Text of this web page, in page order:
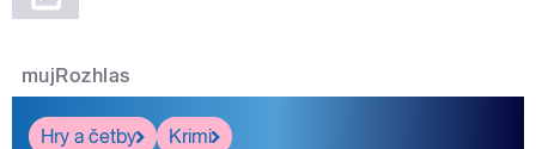
mujRozhlas
Hry a četby
Krimi